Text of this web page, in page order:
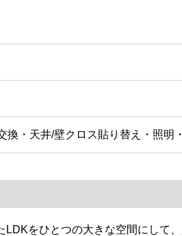
・天井/壁クロス貼り替え・照明
をひとつの大きな空間にして